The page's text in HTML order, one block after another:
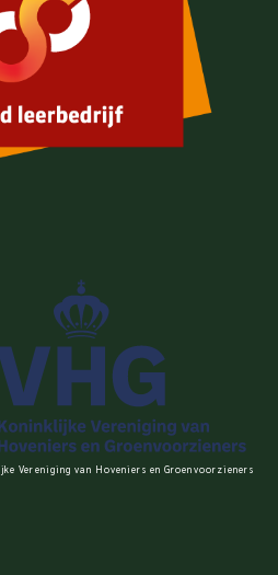
Vereniging van Hoveniers en Groenvoorzieners